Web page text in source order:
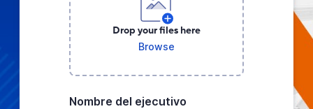
Drop your files here
Browse
Nombre del ejecutivo